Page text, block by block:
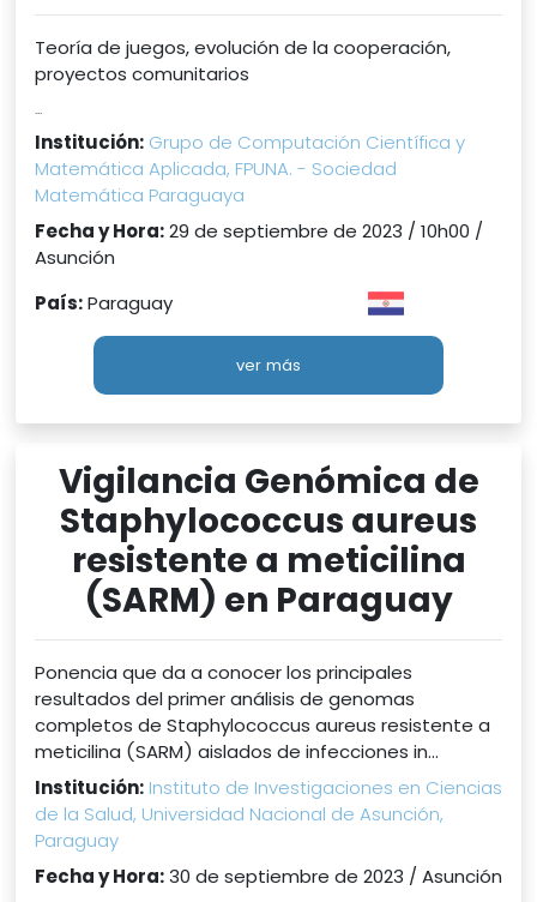
Teoría de juegos, evolución de la cooperación,
proyectos comunitarios
...
Institución: Grupo de Computación Científica y
Matemática Aplicada, FPUNA. - Sociedad
Matemática Paraguaya
Fecha y Hora:29 de septiembre de 2023 / 10h00 /
Asunción
País:Paraguay
ver más
Vigilancia Genómica de
Staphylococcus aureus
resistente a meticilina
(SARM) en Paraguay
Ponencia que da a conocer los principales
resultados del primer análisis de genomas
completos de Staphylococcus aureus resistente a
meticilina (SARM) aislados de infecciones in...
Institución: Instituto de Investigaciones en Ciencias
de la Salud, Universidad Nacional de Asunción,
Paraguay
Fecha y Hora:30 de septiembre de 2023 / Asunción